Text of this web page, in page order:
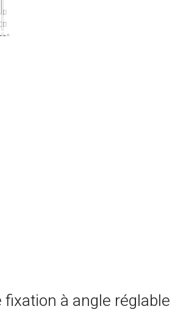
fixation à angle réglable